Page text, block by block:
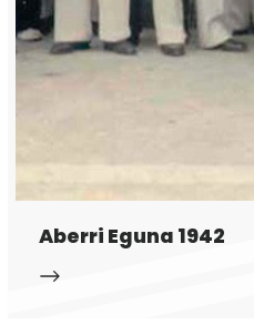
Aberri Eguna 1942